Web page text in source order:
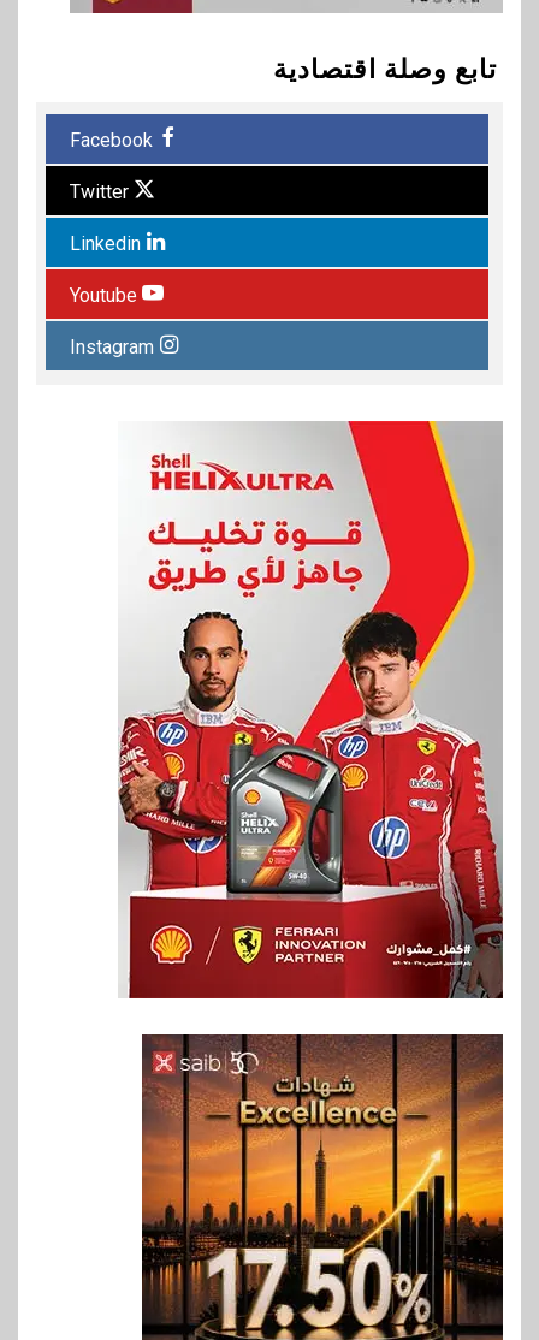
تابع وصلة اقتصادية
Facebook
Twitter
Linkedin
Youtube
Instagram
6
سوق وصلة
vivo تعيد تعريف مفهوم الفئة
المتوسطة مع إطلاق Y500
بمواصفات استثنائية
7 بنوك رياضة
وزير الشباب والرياضة يلتقي
بالرئيس التنفيذي والعضو المنتدب